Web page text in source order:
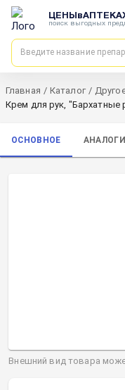
поиск выгодных
Главная / Каталог /
Крем для рук, "Бархатные
ОСНОВНОЕ АНАЛОГИ
Внешний вид товара